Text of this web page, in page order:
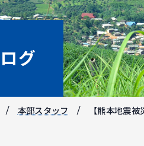
グ
本部スタッフ 【熊本地震